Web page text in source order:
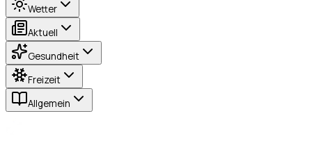
Wetter
Aktuell
Gesundheit
Freizeit
Allgemein